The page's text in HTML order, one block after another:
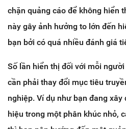
chặn quảng cáo để không hiển
này gây ảnh hưởng to lớn đến
bạn bởi có quá nhiều đánh giá
Số lần hiển thị đối với mỗi
cần phải thay đổi mục tiêu
nghiệp. Ví dụ như bạn đang
hiệu trong một phân khúc nhỏ,